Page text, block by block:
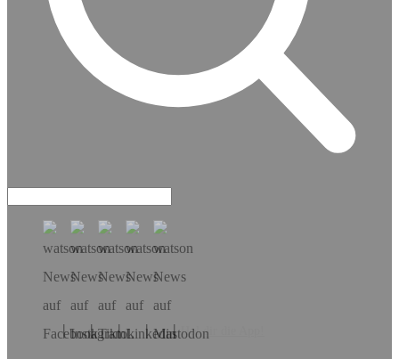
Hol dir die App!